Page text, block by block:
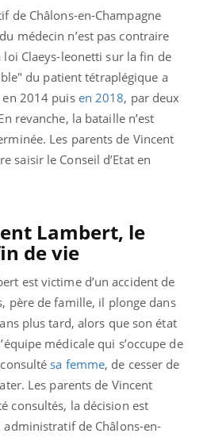
de Châlons-en-Champagne
médecin n’est pas contraire
Claeys-leonetti sur la fin de
du patient tétraplégique a
2014 puisen 2018, par deux
revanche, la bataille n’est
Les parents de Vincent
saisir le Conseil d’Etat en
Lambert, le
de vie
est victime d’un accident de
père de famille, il plonge dans
plus tard, alors que son état
médicale qui s’occupe de
sa femme, de cesser de
Les parents de Vincent
consultés, la décision est
de Châlons-en-